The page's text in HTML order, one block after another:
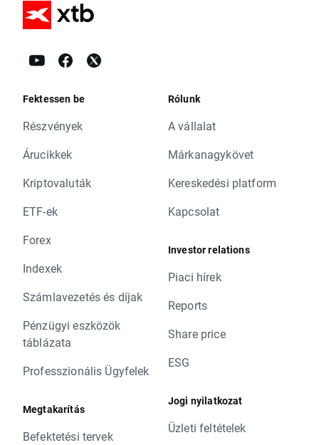
Fektessen be
Részvények
Árucikkek
Kriptovaluták
ETF-ek
Forex
Indexek
Számlavezetés és díjak
Pénzügyi eszközök
táblázata
Professzionális Ügyfelek
Megtakarítás
Befektetési tervek
Rólunk
A vállalat
Márkanagykövet
Kereskedési platform
Kapcsolat
Investor relations
Piaci hírek
Reports
Share price
ESG
Jogi nyilatkozat
Üzleti feltételek